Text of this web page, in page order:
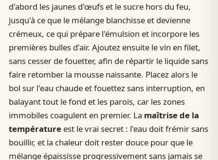
d'abord les jaunes d'œufs et le sucre hors du feu,
jusqu'à ce que le mélange blanchisse et devienne
crémeux, ce qui prépare l'émulsion et incorpore les
premières bulles d'air. Ajoutez ensuite le vin en filet,
sans cesser de fouetter, afin de répartir le liquide sans
faire retomber la mousse naissante. Placez alors le
bol sur l'eau chaude et fouettez sans interruption, en
balayant tout le fond et les parois, car les zones
immobiles coagulent en premier. La maîtrise de la
températureest le vrai secret : l'eau doit frémir sans
bouillir, et la chaleur doit rester douce pour que le
mélange épaississe progressivement sans jamais se